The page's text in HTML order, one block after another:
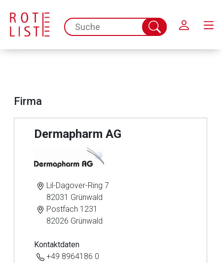
spc.search.input.placeholder
Suche
abschicken
Firma
Dermapharm AG
Lil-Dagover-Ring 7
82031 Grünwald
Postfach 1231
82026 Grünwald
Kontaktdaten
+49 8964186 0